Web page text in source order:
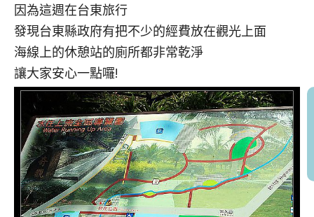
因為這週在台東旅行
發現台東縣政府有把不少的經費放在觀光上面
海線上的休憩站的廁所都非常乾淨
讓大家安心一點囉!